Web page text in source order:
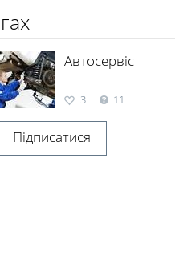
Автосервіс
3 11
Підписатися